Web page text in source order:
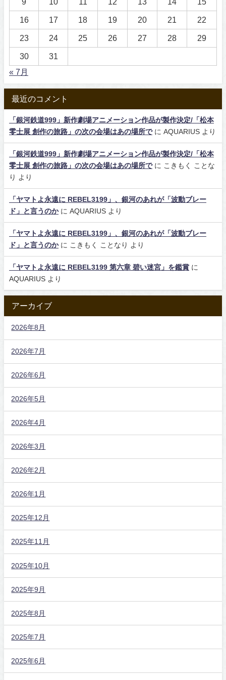
16 17 18 19 20 21 22
23 24 25 26 27 28 29
30
31
« 7月
最近のコメント
「銀河鉄道999」新作劇場アニメーション作品が製作決定/「松本
零士展 創作の旅路」の次の会場はあの場所でに AQUARIUS より
「銀河鉄道999」新作劇場アニメーション作品が製作決定/「松本
零士展 創作の旅路」の次の会場はあの場所でに
こきもく ことな
り
より
「ヤマトよ永遠に REBEL3199」、銀河のあれが「波動ブレー
ド」と言うのかに AQUARIUS より
「ヤマトよ永遠に REBEL3199」、銀河のあれが「波動ブレー
ド」と言うのかに こきもく ことなり より
「ヤマトよ永遠に REBEL3199 第六章 碧い迷宮」を鑑賞 に
AQUARIUS より
アーカイブ
2026年8月
2026年7月
2026年6月
2026年5月
2026年4月
2026年3月
2026年2月
2026年1月
2025年12月
2025年11月
2025年10月
2025年9月
2025年8月
2025年7月
2025年6月